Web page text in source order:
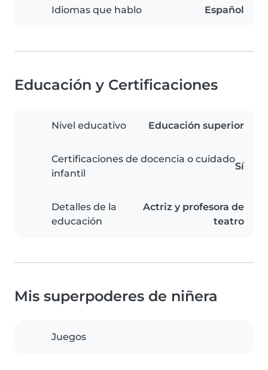
Idiomas que hablo Español
Educación y Certificaciones
Nivel educativo Educación superior
Certificaciones de docencia o cuidado
infantil
Sí
Detalles de la
educación
Actriz y profesora de
teatro
Mis superpoderes de niñera
Juegos